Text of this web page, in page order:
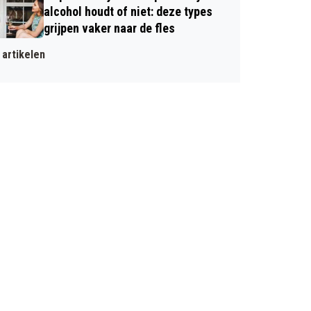
alcohol houdt of niet: deze types
grijpen vaker naar de fles
artikelen